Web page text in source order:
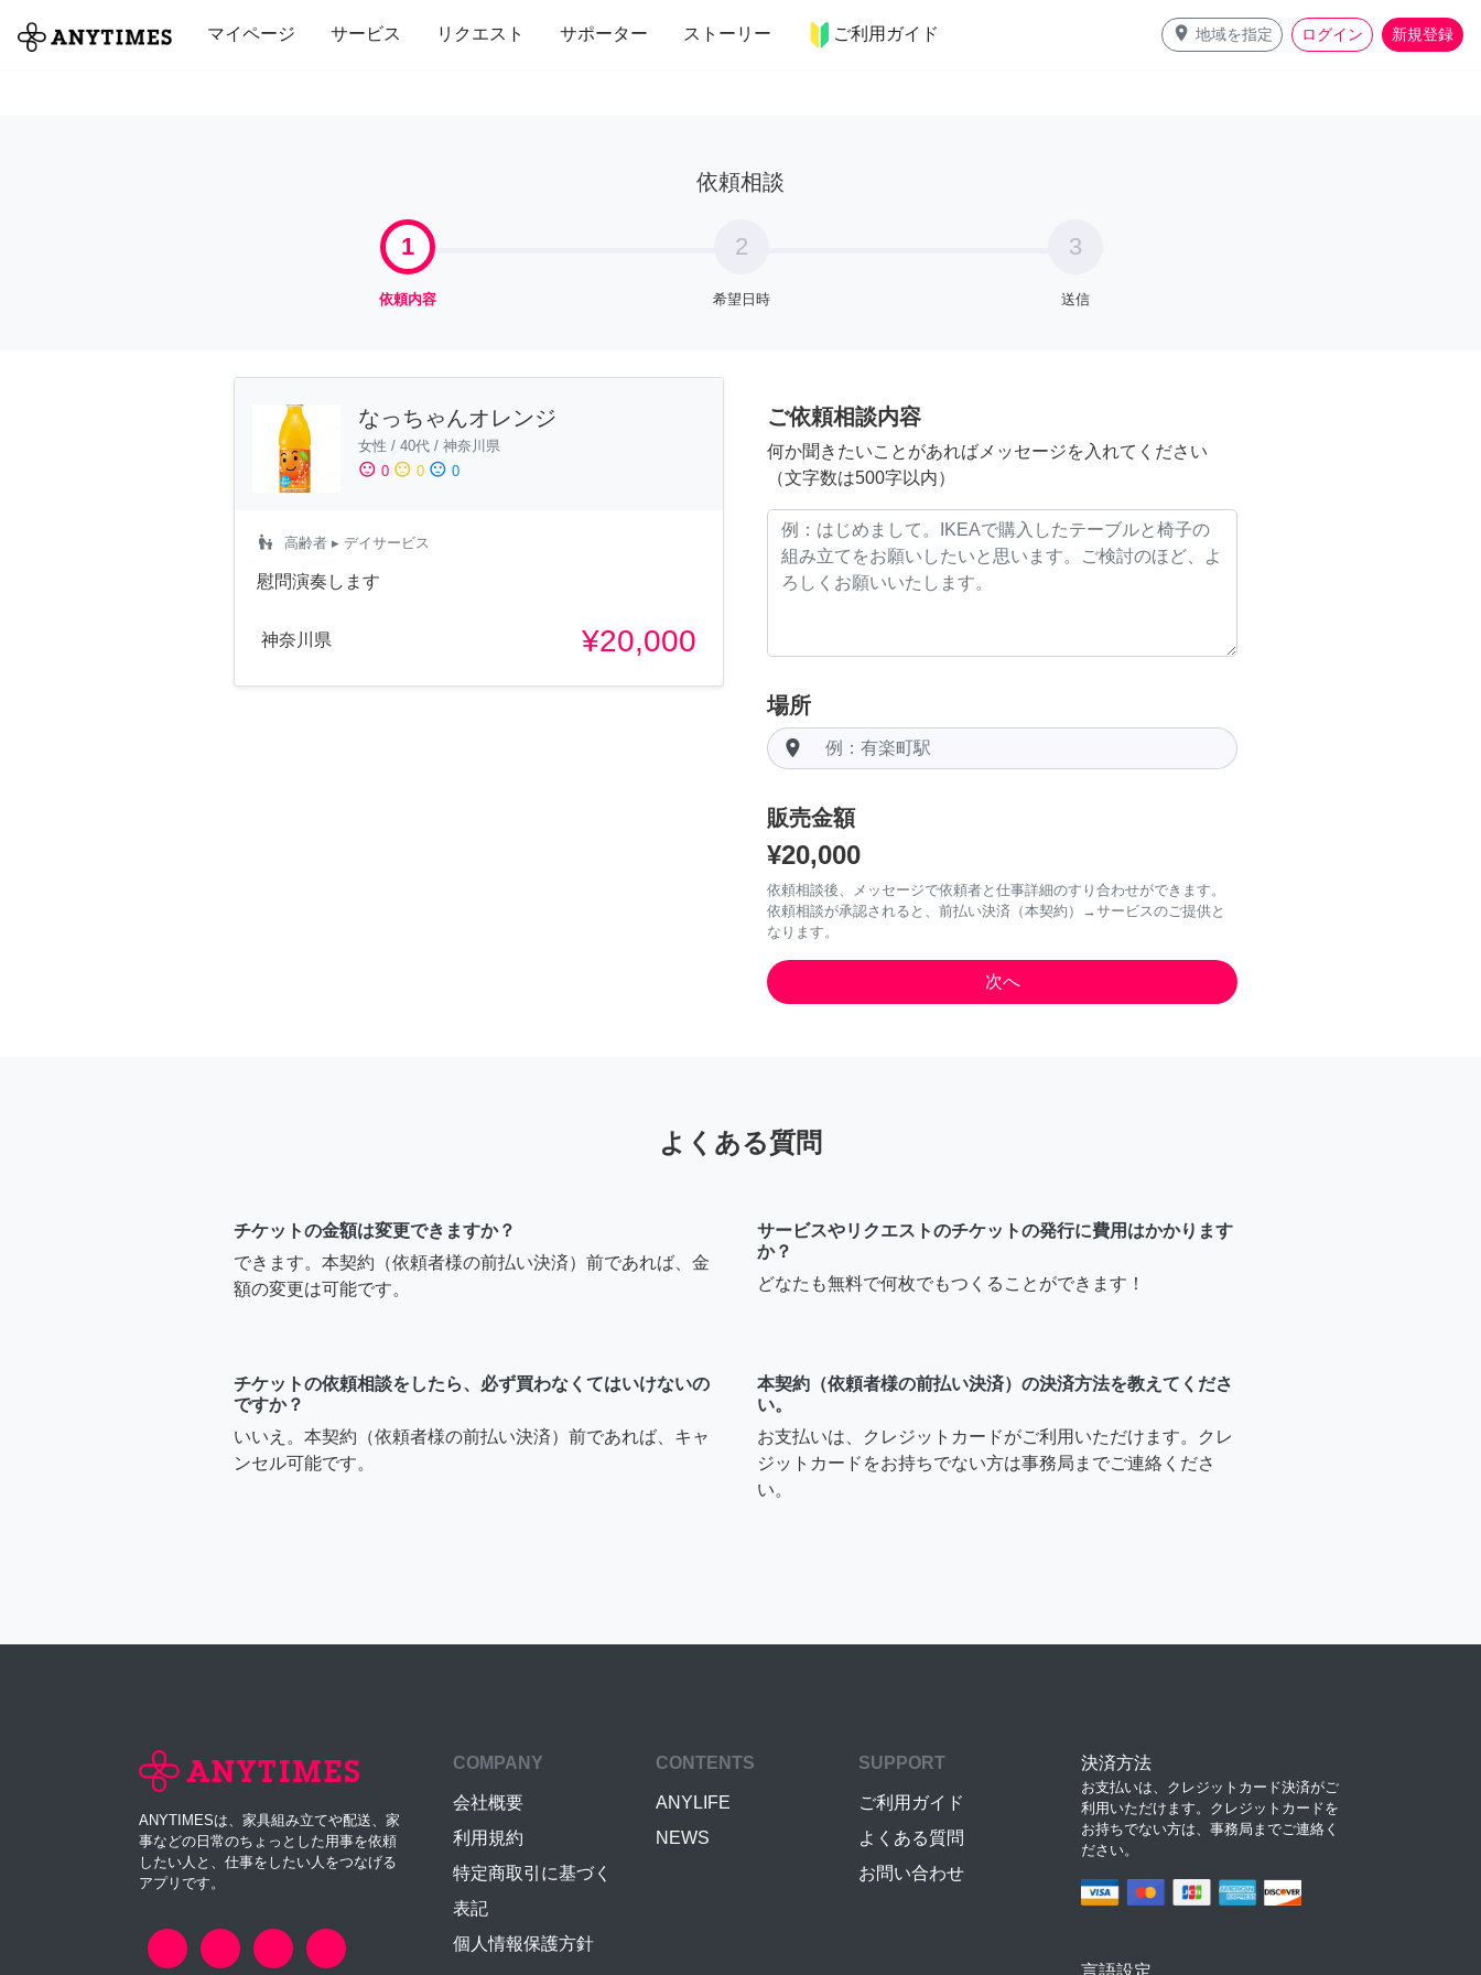
マイページ サービス リクエスト サポーター ストーリー ご利用ガイド place 地域を指定 ログイン 新規登録
全て 修理・組立 家事 引っ越し インテリア 趣味・習い事 ペット 料理
依頼相談
1
依頼内容
2
希望日時
3
送信
なっちゃんオレンジ
女性 / 40代 / 神奈川県
sentiment_satisfied 0 sentiment_neutral 0 sentiment_dissatisfied 0
escalator_warning 高齢者 ▸ デイサービス
慰問演奏します
神奈川県 ¥20,000
ご依頼相談内容
何か聞きたいことがあればメッセージを入れてください
（文字数は500字以内）
場所
room
販売金額
¥20,000
依頼相談後、メッセージで依頼者と仕事詳細のすり合わせができます。
依頼相談が承認されると、前払い決済（本契約）→サービスのご提供と
なります。
よくある質問
チケットの金額は変更できますか？
できます。本契約（依頼者様の前払い決済）前であれば、金
額の変更は可能です。
サービスやリクエストのチケットの発行に費用はかかります
か？
どなたも無料で何枚でもつくることができます！
チケットの依頼相談をしたら、必ず買わなくてはいけないの
ですか？
いいえ。本契約（依頼者様の前払い決済）前であれば、キャ
ンセル可能です。
本契約（依頼者様の前払い決済）の決済方法を教えてくださ
い。
お支払いは、クレジットカードがご利用いただけます。クレ
ジットカードをお持ちでない方は事務局までご連絡くださ
い。
ANYTIMESは、家具組み立てや配送、家
事などの日常のちょっとした用事を依頼
したい人と、仕事をしたい人をつなげる
アプリです。
COMPANY
会社概要
利用規約
特定商取引に基づく
表記
個人情報保護方針
CONTENTS
ANYLIFE
NEWS
SUPPORT
ご利用ガイド
よくある質問
お問い合わせ
決済方法
お支払いは、クレジットカード決済がご
利用いただけます。クレジットカードを
お持ちでない方は、事務局までご連絡く
ださい。
言語設定